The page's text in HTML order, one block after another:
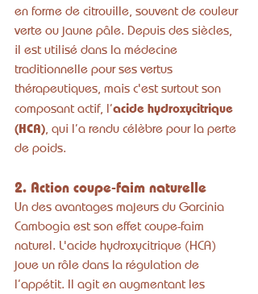
en forme de citrouille, souvent de couleur
verte ou jaune pâle. Depuis des siècles,
il est utilisé dans la médecine
traditionnelle pour ses vertus
thérapeutiques, mais c'est surtout son
composant actif, l’acide hydroxycitrique
(HCA) , qui l’a rendu célèbre pour la perte
de poids.
2. Action coupe-faim naturelle
Un des avantages majeurs du Garcinia
Cambogia est son effet coupe-faim
naturel. L'acide hydroxycitrique (HCA)
joue un rôle dans la régulation de
l’appétit. Il agit en augmentant les